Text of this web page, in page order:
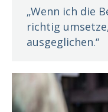
„Wenn ich die
richtig
ausgeglichen.“